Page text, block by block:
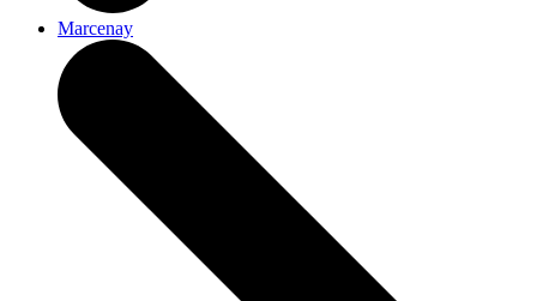
Marcenay